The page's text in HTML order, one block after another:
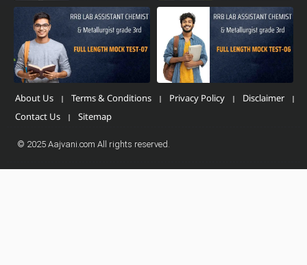
About Us Terms & Conditions Privacy Policy
Disclaimer
Contact Us
Sitemap
© 2025 Aajvani.com All rights reserved.